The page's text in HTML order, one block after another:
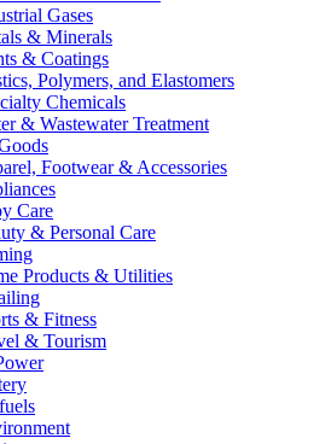
Gases
& Minerals
& Coatings
Polymers, and Elastomers
Chemicals
& Wastewater Treatment
Footwear & Accessories
Care
& Personal Care
Products & Utilities
& Fitness
& Tourism